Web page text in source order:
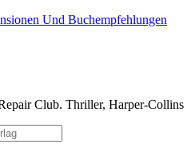
Club. Thriller, Harper-Collins